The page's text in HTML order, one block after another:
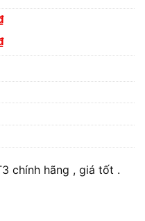
chính hãng , giá tốt .
lượng